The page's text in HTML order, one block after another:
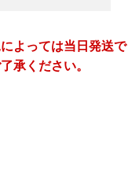
よっては当日発送で
承ください。